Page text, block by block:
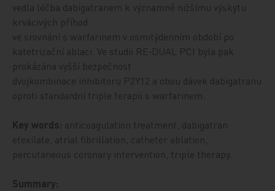
vedla léčba dabigatranem k významně nižšímu výskytu
krvácivých příhod
ve srovnání s warfarinem v osmitýdenním období po
katetrizační ablaci. Ve studii RE‑DUAL PCI byla pak
prokázána vyšší bezpečnost
dvojkombinace inhibitoru P2Y12 a obou dávek dabigatranu
oproti standardní triple terapii s warfarinem.
Key words: anticoagulation treatment, dabigatran
etexilate, atrial fibrillation, catheter ablation,
percutaneous coronary intervention, triple therapy.
Summary: